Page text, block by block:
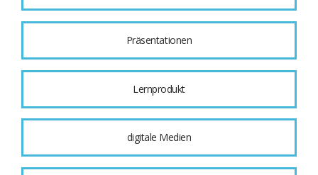
Präsentationen
Lernprodukt
digitale Medien